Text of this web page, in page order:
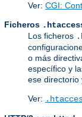
Ver: CGI:
Ficheros
Los ficheros
o más
específico y
ese directorio
Ver: